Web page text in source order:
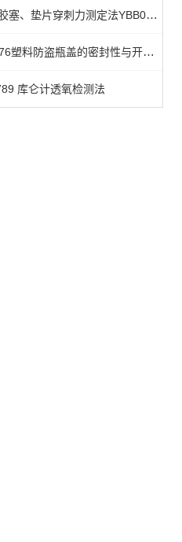
注射剂用胶塞、垫片穿刺力测定法YBB00322004-2015
GB/T17876塑料防盗瓶盖的密封性与开启扭矩力测试方法
库仑计透氧检测法